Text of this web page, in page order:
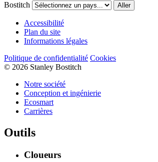
Bostitch Aller
Accessibilité
Plan du site
Informations légales
Politique de confidentialité Cookies
© 2026 Stanley Bostitch
Notre société
Conception et ingénierie
Ecosmart
Carrières
Outils
Cloueurs